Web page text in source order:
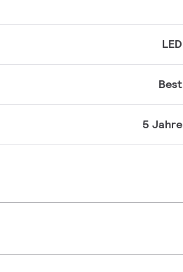
LED
Best
5 Jahre